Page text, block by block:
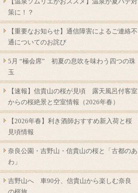
策に！？
【重要なお知らせ】通信障害によるご連絡不
通についてのお詫び
5月 “極会席” 初夏の息吹を味わう四つの珠
玉
【速報】信貴山の桜が見頃 露天風呂付客室
からの桜絶景と空室情報（2026年春）
【2026年春】利き酒師おすすめ新入荷と桜
見頃情報
奈良公園・吉野山・信貴山の桜と「古都のあ
わ」
吉野山へ 車90分、信貴山から楽しむ奈良